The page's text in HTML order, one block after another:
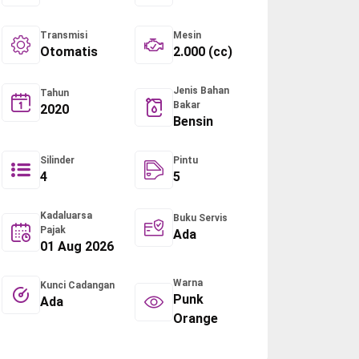
Transmisi
Otomatis
Mesin
2.000 (cc)
Tahun
2020
Jenis Bahan
Bakar
Bensin
Silinder
4
Pintu
5
Kadaluarsa
Pajak
01 Aug 2026
Buku Servis
Ada
Kunci Cadangan
Ada
Warna
Punk
Orange